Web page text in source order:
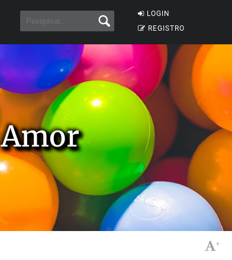
LOGIN
REGISTRO
Amor
+